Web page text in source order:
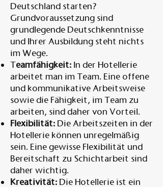
Deutschland starten?
Grundvoraussetzung sind
grundlegende Deutschkenntnisse
und Ihrer Ausbildung steht nichts
im Wege.
Teamfähigkeit: In der Hotellerie
arbeitet man im Team. Eine offene
und kommunikative Arbeitsweise
sowie die Fähigkeit, im Team zu
arbeiten, sind daher von Vorteil.
Flexibilität: Die Arbeitszeiten in der
Hotellerie können unregelmäßig
sein. Eine gewisse Flexibilität und
Bereitschaft zu Schichtarbeit sind
daher wichtig.
Kreativität: Die Hotellerie ist ein